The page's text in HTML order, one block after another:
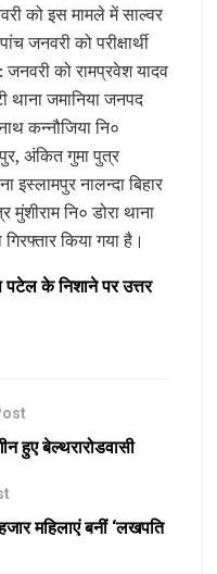
को इस मामले में साल्वर
जनवरी को परीक्षार्थी
को रामप्रवेश यादव
थाना जमानिया जनपद
कन्नौजिया नि०
अंकित गुमा पुत्र
इस्लामपुर नालन्दा बिहार
नि० डोरा थाना
किया गया है।
के निशाने पर उत्तर
हुए बेल्थरारोडवासी
महिलाएं बनीं ‘लखपति